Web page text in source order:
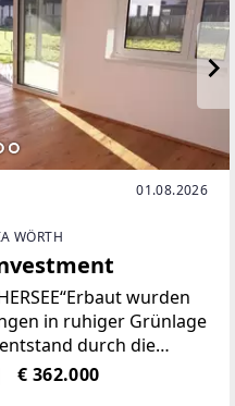
01.08.2026
WÖRTH
wurden
in ruhiger Grünlage
durch die
interessantes Projekt
ehemalige
€ 362.000